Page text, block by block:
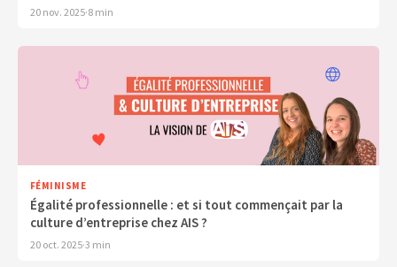
20 nov. 2025·8 min
FÉMINISME
Égalité professionnelle : et si tout commençait par la
culture d’entreprise chez AIS ?
20 oct. 2025·3 min